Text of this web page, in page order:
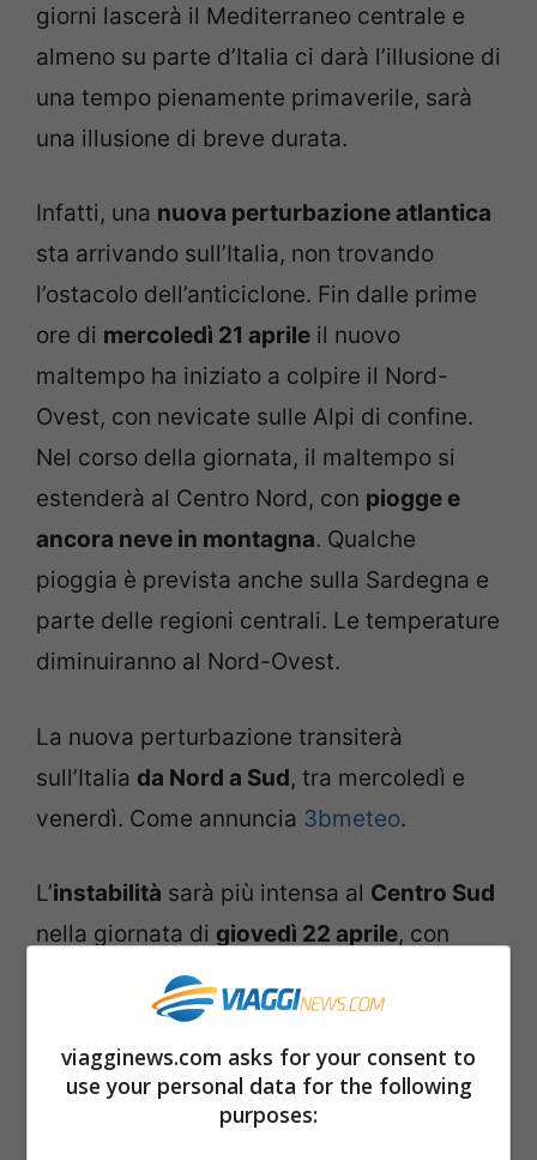
giorni lascerà il Mediterraneo centrale e
almeno su parte d’Italia ci darà l’illusione di
una tempo pienamente primaverile, sarà
una illusione di breve durata.
Infatti, una nuova perturbazione atlantica
sta arrivando sull’Italia, non trovando
l’ostacolo dell’anticiclone. Fin dalle prime
ore di mercoledì 21 aprile il nuovo
maltempo ha iniziato a colpire il Nord-
Ovest, con nevicate sulle Alpi di confine.
Nel corso della giornata, il maltempo si
estenderà al Centro Nord, con piogge e
ancora neve in montagna. Qualche
pioggia è prevista anche sulla Sardegna e
parte delle regioni centrali. Le temperature
diminuiranno al Nord-Ovest.
La nuova perturbazione transiterà
sull’Italia da Nord a Sud, tra mercoledì e
venerdì. Come annuncia 3bmeteo.
L’instabilità sarà più intensa al Centro Sud
nella giornata di giovedì 22 aprile, con
iogge abbondanti
medio-basso Tirreno. Mentre tornerà la
neve sull’Appennino. Mentre il tempo
migliorerà al Nord. In questo giorno, le
viagginews.com asks for your consent to
use your personal data for the following
purposes: